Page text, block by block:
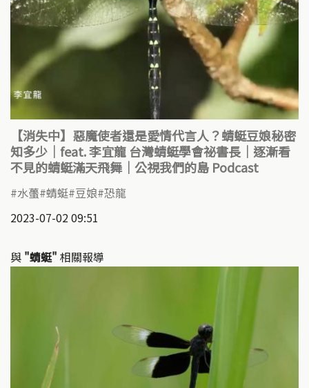
【消失中】惡魔使者還是愛情代言人？蜻蜓豆娘秘密
知多少｜feat. 李宜龍 台灣蜻蜓學會祕書長｜逐漸看
不見的蜻蜓滿天飛舞｜公視我們的島 Podcast
水蠆 蜻蜓 豆娘 恐龍
2023-07-02 09:51
與 "蜻蜓" 相關報導